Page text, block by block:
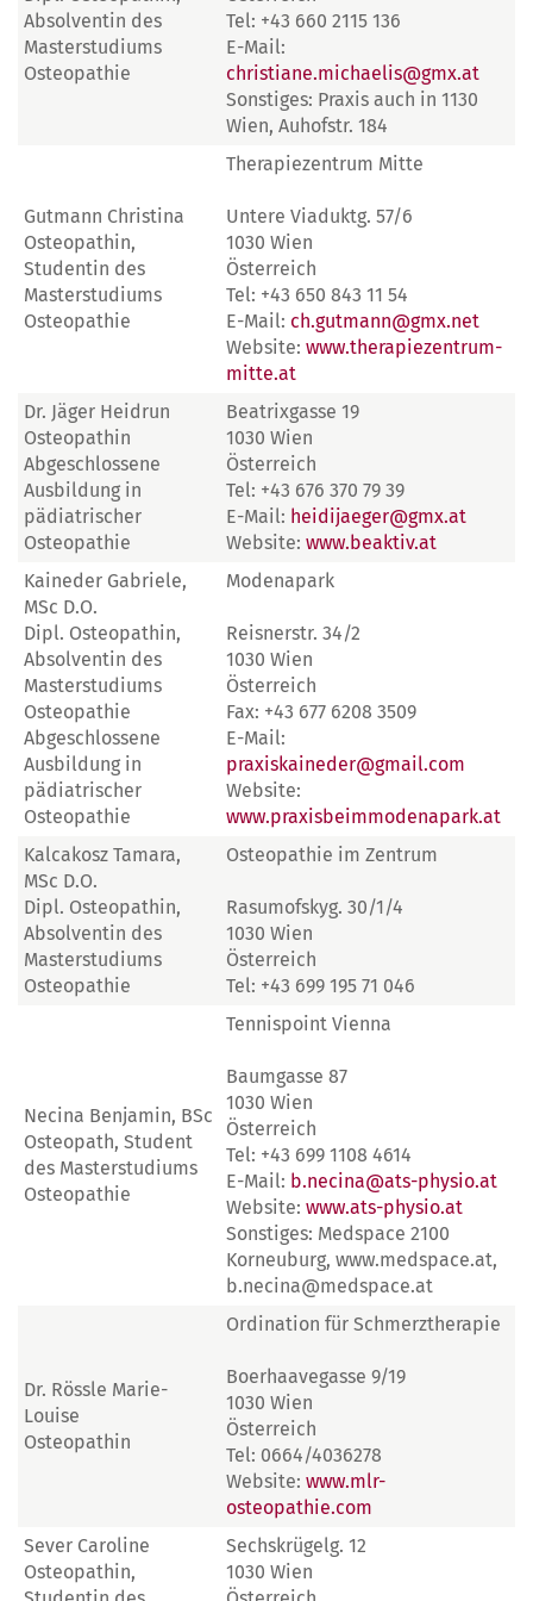
Absolventin des
Masterstudiums
Osteopathie
Tel: +43 660 2115 136
E-Mail:
christiane.michaelis@gmx.at
Sonstiges: Praxis auch in 1130
Wien, Auhofstr. 184
Gutmann Christina
Osteopathin,
Studentin des
Masterstudiums
Osteopathie
Therapiezentrum Mitte
Untere Viaduktg. 57/6
1030 Wien
Österreich
Tel: +43 650 843 11 54
E-Mail: ch.gutmann@gmx.net
Website: www.therapiezentrum-
mitte.at
Dr. Jäger Heidrun
Osteopathin
Abgeschlossene
Ausbildung in
pädiatrischer
Osteopathie
Beatrixgasse 19
1030 Wien
Österreich
Tel: +43 676 370 79 39
E-Mail: heidijaeger@gmx.at
Website: www.beaktiv.at
Kaineder Gabriele,
MSc D.O.
Dipl. Osteopathin,
Absolventin des
Masterstudiums
Osteopathie
Abgeschlossene
Ausbildung in
pädiatrischer
Osteopathie
Modenapark
Reisnerstr. 34/2
1030 Wien
Österreich
Fax: +43 677 6208 3509
E-Mail:
praxiskaineder@gmail.com
Website:
www.praxisbeimmodenapark.at
Kalcakosz Tamara,
MSc D.O.
Dipl. Osteopathin,
Absolventin des
Masterstudiums
Osteopathie
Osteopathie im Zentrum
Rasumofskyg. 30/1/4
1030 Wien
Österreich
Tel: +43 699 195 71 046
Necina Benjamin, BSc
Osteopath, Student
des Masterstudiums
Osteopathie
Tennispoint Vienna
Baumgasse 87
1030 Wien
Österreich
Tel: +43 699 1108 4614
E-Mail: b.necina@ats-physio.at
Website: www.ats-physio.at
Sonstiges: Medspace 2100
Korneuburg, www.medspace.at,
b.necina@medspace.at
Dr. Rössle Marie-
Louise
Osteopathin
Ordination für Schmerztherapie
Boerhaavegasse 9/19
1030 Wien
Österreich
Tel: 0664/4036278
Website: www.mlr-
osteopathie.com
Sever Caroline
Osteopathin,
Sechskrügelg. 12
1030 Wien